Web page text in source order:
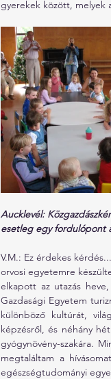
gyerekek között, melyek
Aucklevél:
esetleg egy fordulópont
V.M.: Ez érdekes
orvosi egyetemre
elkapott az utazás
Gazdasági Egyetem
különböző kultúrát,
képzésről, és néhány
gyógynövény-szakára.
megtaláltam a
egészségtudományi